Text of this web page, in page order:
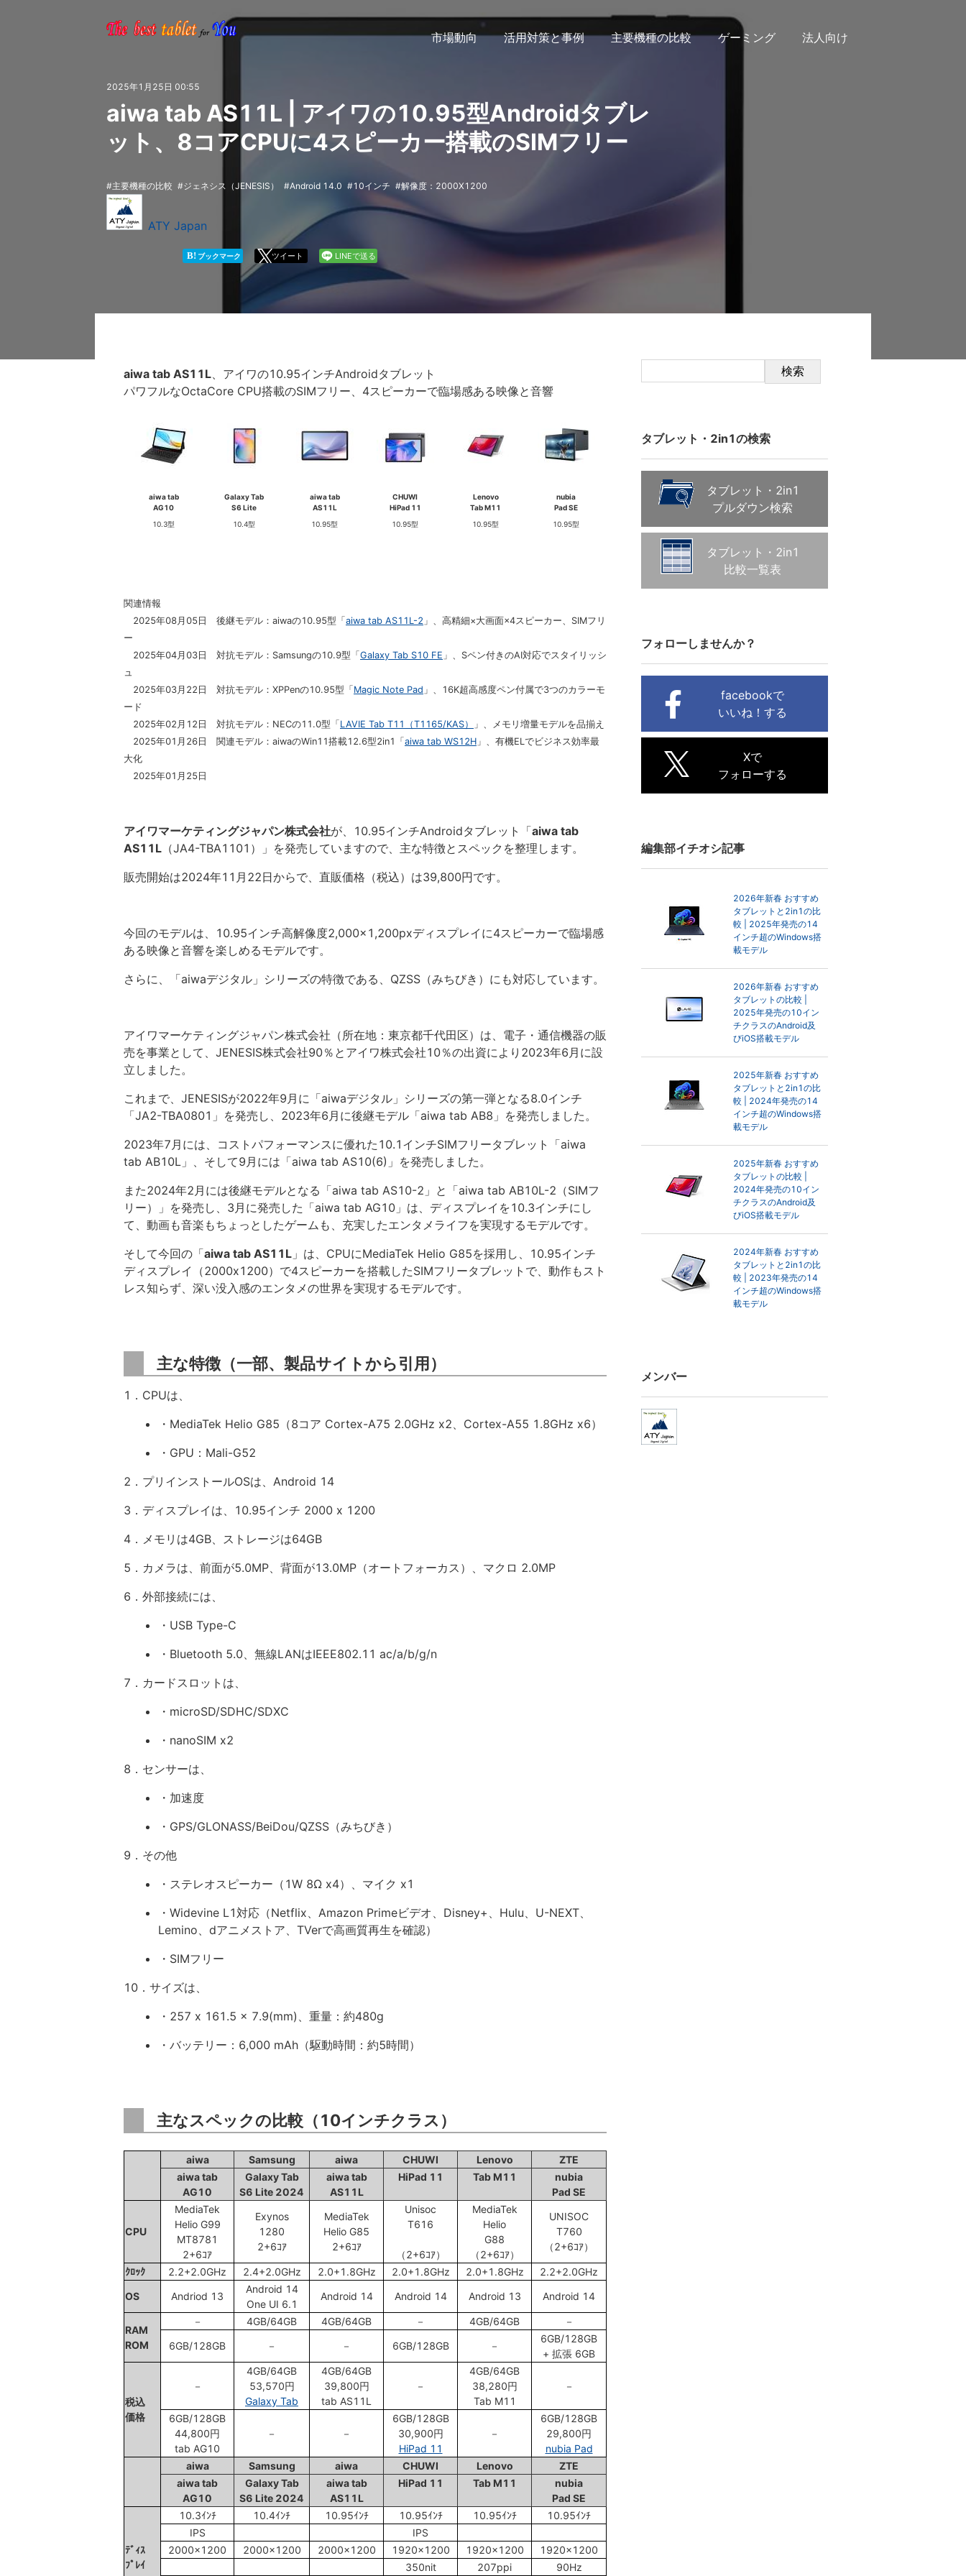
市場動向 活用対策と事例 主要機種の比較 ゲーミング 法人向け
2025年1月25日 00:55
aiwa tab AS11L | アイワの10.95型Androidタブレ
ット、8コアCPUに4スピーカー搭載のSIMフリー
主要機種の比較 ジェネシス（JENESIS） Android 14.0 10インチ 解像度：2000X1200
ATY Japan
B! ブックマーク ツイート LINEで送る
aiwa tab AS11L、アイワの10.95インチAndroidタブレット
パワフルなOctaCore CPU搭載のSIMフリー、4スピーカーで臨場感ある映像と音響
aiwa tab
AG10
10.3型
Galaxy Tab
S6 Lite
10.4型
aiwa tab
AS11L
10.95型
CHUWI
HiPad 11
10.95型
Lenovo
Tab M11
10.95型
nubia
Pad SE
10.95型
関連情報
2025年08月05日 後継モデル：aiwaの10.95型「 aiwa tab AS11L-2 」、高精細×大画面×4スピーカー、SIMフリ
ー
2025年04月03日 対抗モデル：Samsungの10.9型「 Galaxy Tab S10 FE 」、Sペン付きのAI対応でスタイリッシ
ュ
2025年03月22日 対抗モデル：XPPenの10.95型「 Magic Note Pad 」、16K超高感度ペン付属で3つのカラーモ
ード
2025年02月12日 対抗モデル：NECの11.0型「 LAVIE Tab T11（T1165/KAS）
」、メモリ増量モデルを品揃え
2025年01月26日 関連モデル：aiwaのWin11搭載12.6型2in1「 aiwa tab WS12H 」、有機ELでビジネス効率最
大化
2025年01月25日
アイワマーケティングジャパン株式会社が、10.95インチAndroidタブレット「aiwa tab
AS11L （JA4-TBA1101）」を発売していますので、主な特徴とスペックを整理します。
販売開始は2024年11月22日からで、直販価格（税込）は39,800円です。
今回のモデルは、10.95インチ高解像度2,000×1,200pxディスプレイに4スピーカーで臨場感
ある映像と音響を楽しめるモデルです。
さらに、「aiwaデジタル」シリーズの特徴である、QZSS（みちびき）にも対応しています。
アイワマーケティングジャパン株式会社（所在地：東京都千代田区）は、電子・通信機器の販
売を事業として、JENESIS株式会社90％とアイワ株式会社10％の出資により2023年6月に設
立しました。
これまで、JENESISが2022年9月に「aiwaデジタル」シリーズの第一弾となる8.0インチ
「JA2-TBA0801」を発売し、2023年6月に後継モデル「aiwa tab AB8」を発売しました。
2023年7月には、コストパフォーマンスに優れた10.1インチSIMフリータブレット「aiwa
tab AB10L」、そして9月には「aiwa tab AS10(6)」を発売しました。
また2024年2月には後継モデルとなる「aiwa tab AS10-2」と「aiwa tab AB10L-2（SIMフ
リー）」を発売し、3月に発売した「aiwa tab AG10」は、ディスプレイを10.3インチにし
て、動画も音楽もちょっとしたゲームも、充実したエンタメライフを実現するモデルです。
そして今回の「aiwa tab AS11L 」は、CPUにMediaTek Helio G85を採用し、10.95インチ
ディスプレイ（2000x1200）で4スピーカーを搭載したSIMフリータブレットで、動作もスト
レス知らず、深い没入感のエンタメの世界を実現するモデルです。
主な特徴（一部、製品サイトから引用）
1．CPUは、
・MediaTek Helio G85（8コア Cortex-A75 2.0GHz x2、Cortex-A55 1.8GHz x6）
・GPU：Mali-G52
2．プリインストールOSは、Android 14
3．ディスプレイは、10.95インチ 2000 x 1200
4．メモリは4GB、ストレージは64GB
5．カメラは、前面が5.0MP、背面が13.0MP（オートフォーカス）、マクロ 2.0MP
6．外部接続には、
・USB Type-C
・Bluetooth 5.0、無線LANはIEEE802.11 ac/a/b/g/n
7．カードスロットは、
・microSD/SDHC/SDXC
・nanoSIM x2
8．センサーは、
・加速度
・GPS/GLONASS/BeiDou/QZSS（みちびき）
9．その他
・ステレオスピーカー（1W 8Ω x4）、マイク x1
・Widevine L1対応（Netflix、Amazon Primeビデオ、Disney+、Hulu、U-NEXT、
Lemino、dアニメストア、TVerで高画質再生を確認）
・SIMフリー
10．サイズは、
・257 x 161.5 x 7.9(mm)、重量：約480g
・バッテリー：6,000 mAh（駆動時間：約5時間）
主なスペックの比較（10インチクラス）
aiwa Samsung aiwa CHUWI Lenovo
ZTE
aiwa tab
AG10
Galaxy Tab
S6 Lite 2024
aiwa tab
AS11L
HiPad 11 Tab M11
nubia
Pad SE
CPU
MediaTek
Helio G99
MT8781
2+6ｺｱ
Exynos
1280
2+6ｺｱ
MediaTek
Helio G85
2+6ｺｱ
Unisoc
T616
（2+6ｺｱ）
MediaTek
Helio
G88
（2+6ｺｱ）
UNISOC
T760
（2+6ｺｱ）
ｸﾛｯｸ 2.2+2.0GHz 2.4+2.0GHz 2.0+1.8GHz 2.0+1.8GHz 2.0+1.8GHz
2.2+2.0GHz
OS
Andriod 13
Android 14
One UI 6.1
Android 14 Android 14 Android 13 Android 14
RAM
ROM
－ 4GB/64GB 4GB/64GB － 4GB/64GB
－
6GB/128GB
－ － 6GB/128GB －
6GB/128GB
+ 拡張 6GB
税込
価格
－
4GB/64GB
53,570円
Galaxy Tab
4GB/64GB
39,800円
tab AS11L
－
4GB/64GB
38,280円
Tab M11
－
6GB/128GB
44,800円
tab AG10
－ －
6GB/128GB
30,900円
HiPad 11
－
6GB/128GB
29,800円
nubia Pad
aiwa
Samsung aiwa CHUWI Lenovo
ZTE
aiwa tab
AG10
Galaxy Tab
S6 Lite 2024
aiwa tab
AS11L
HiPad 11 Tab M11
nubia
Pad SE
ﾃﾞｨｽ
ﾌﾟﾚｲ
10.3ｲﾝﾁ 10.4ｲﾝﾁ 10.95ｲﾝﾁ 10.95ｲﾝﾁ 10.95ｲﾝﾁ
10.95ｲﾝﾁ
IPS
IPS
2000x1200
2000x1200 2000x1200 1920x1200 1920x1200
1920x1200
350nit
207ppi 90Hz
検索
タブレット・2in1の検索
タブレット・2in1
プルダウン検索
タブレット・2in1
比較一覧表
フォローしませんか？
facebookで
いいね！する
Xで
フォローする
編集部イチオシ記事
2026年新春 おすすめ
タブレットと2in1の比
較 | 2025年発売の14
インチ超のWindows搭
載モデル
2026年新春 おすすめ
タブレットの比較 |
2025年発売の10イン
チクラスのAndroid及
びiOS搭載モデル
2025年新春 おすすめ
タブレットと2in1の比
較 | 2024年発売の14
インチ超のWindows搭
載モデル
2025年新春 おすすめ
タブレットの比較 |
2024年発売の10イン
チクラスのAndroid及
びiOS搭載モデル
2024年新春 おすすめ
タブレットと2in1の比
較 | 2023年発売の14
インチ超のWindows搭
載モデル
メンバー